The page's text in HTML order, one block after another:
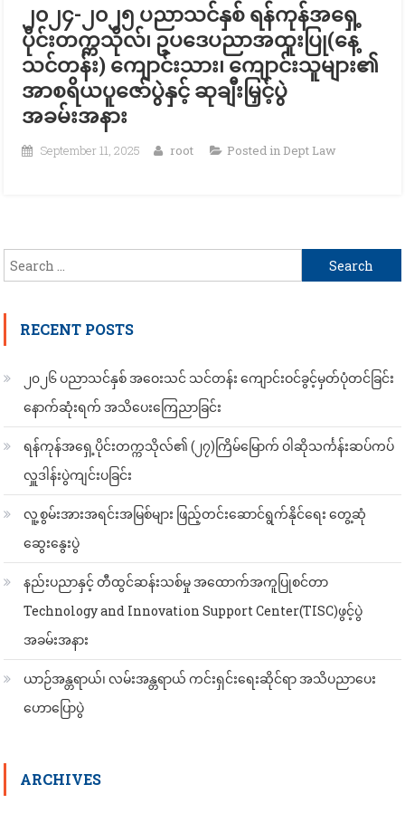
၂၀၂၄-၂၀၂၅ ပညာသင်နှစ် ရန်ကုန်အရှေ့
ပိုင်းတက္ကသိုလ်၊ ဥပဒေပညာအထူးပြု(နေ့
သင်တန်း) ကျောင်းသား၊ ကျောင်းသူများ၏
အာစရိယပူဇော်ပွဲနှင့် ဆုချီးမြှင့်ပွဲ
အခမ်းအနား
September 11, 2025 root Posted in Dept Law
Search
for:
RECENT POSTS
၂၀၂၆ ပညာသင်နှစ် အဝေးသင် သင်တန်း ကျောင်းဝင်ခွင့်မှတ်ပုံတင်ခြင်း
နောက်ဆုံးရက် အသိပေးကြေညာခြင်း
ရန်ကုန်အရှေ့ပိုင်းတက္ကသိုလ်၏ (၂၇)ကြိမ်မြောက် ဝါဆိုသင်္ကန်းဆပ်ကပ်
လှူဒါန်းပွဲကျင်းပခြင်း
လူ့စွမ်းအားအရင်းအမြစ်များ ဖြည့်တင်းဆောင်ရွက်နိုင်ရေး တွေ့ဆုံ
ဆွေးနွေးပွဲ
နည်းပညာနှင့် တီထွင်ဆန်းသစ်မှု အထောက်အကူပြုစင်တာ
Technology and Innovation Support Center(TISC)ဖွင့်ပွဲ
အခမ်းအနား
ယာဉ်အန္တရာယ်၊ လမ်းအန္တရာယ် ကင်းရှင်းရေးဆိုင်ရာ အသိပညာပေး
ဟောပြောပွဲ
ARCHIVES